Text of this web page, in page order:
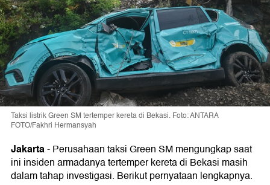
Taksi listrik Green SM tertemper kereta di Bekasi. Foto: ANTARA
FOTO/Fakhri Hermansyah
Jakarta-Perusahaan taksi Green SM mengungkap saat
ini insiden armadanya tertemper kereta di Bekasi masih
dalam tahap investigasi. Berikut pernyataan lengkapnya.